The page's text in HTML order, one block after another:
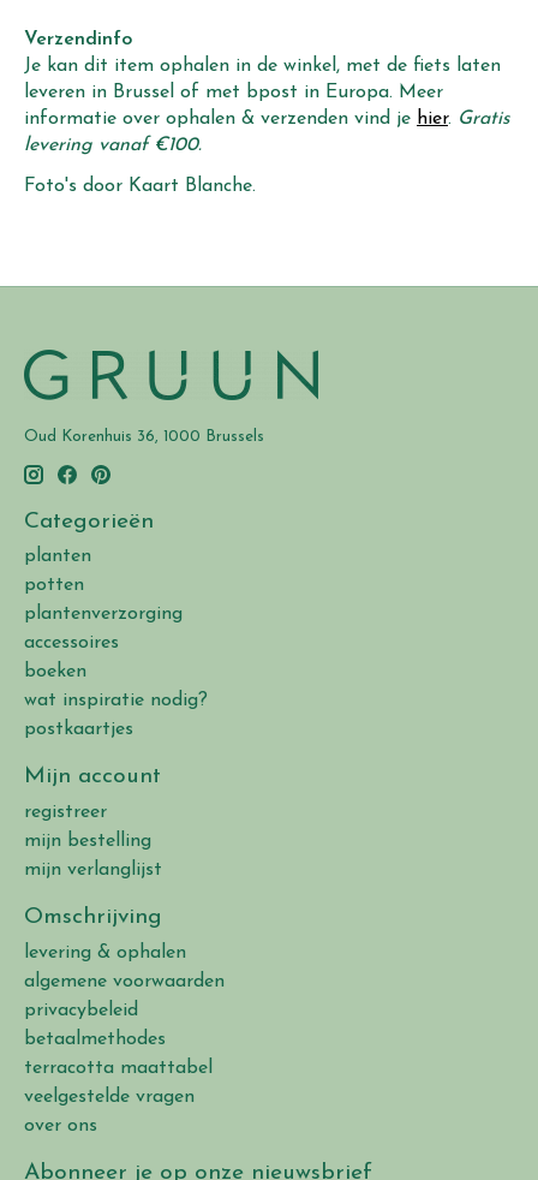
Verzendinfo
Je kan dit item ophalen in de winkel, met de fiets laten
leveren in Brussel of met bpost in Europa. Meer
informatie over ophalen & verzenden vind je hier. Gratis
levering vanaf €100.
Foto's door Kaart Blanche.
Oud Korenhuis 36, 1000 Brussels
Categorieën
planten
potten
plantenverzorging
accessoires
boeken
wat inspiratie nodig?
postkaartjes
Mijn account
registreer
mijn bestelling
mijn verlanglijst
Omschrijving
levering & ophalen
algemene voorwaarden
privacybeleid
betaalmethodes
terracotta maattabel
veelgestelde vragen
over ons
Abonneer je op onze nieuwsbrief